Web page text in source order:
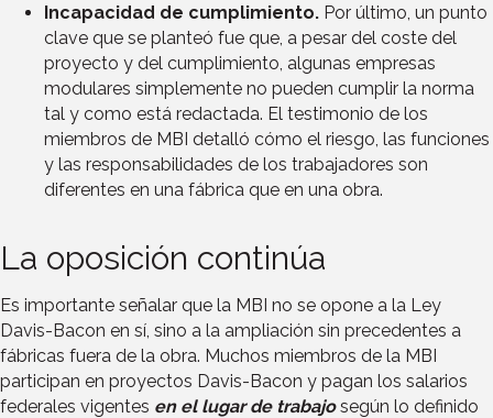
Incapacidad de cumplimiento. Por último, un punto
clave que se planteó fue que, a pesar del coste del
proyecto y del cumplimiento, algunas empresas
modulares simplemente no pueden cumplir la norma
tal y como está redactada. El testimonio de los
miembros de MBI detalló cómo el riesgo, las funciones
y las responsabilidades de los trabajadores son
diferentes en una fábrica que en una obra.
La oposición continúa
Es importante señalar que la MBI no se opone a la Ley
Davis-Bacon en sí, sino a la ampliación sin precedentes a
fábricas fuera de la obra. Muchos miembros de la MBI
participan en proyectos Davis-Bacon y pagan los salarios
federales vigentes en el lugar de trabajosegún lo definido